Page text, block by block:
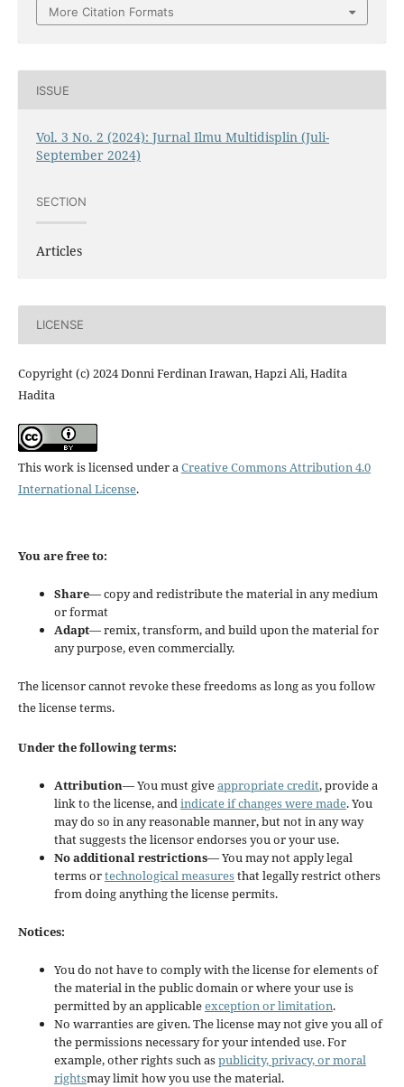
More Citation Formats
ISSUE
Vol. 3 No. 2 (2024): Jurnal Ilmu Multidisplin (Juli-
September 2024)
SECTION
Articles
LICENSE
Copyright (c) 2024 Donni Ferdinan Irawan, Hapzi Ali, Hadita
Hadita
This work is licensed under a Creative Commons Attribution 4.0
International License.
You are free to:
Share— copy and redistribute the material in any medium
or format
Adapt— remix, transform, and build upon the material for
any purpose, even commercially.
The licensor cannot revoke these freedoms as long as you follow
the license terms.
Under the following terms:
Attribution— You must giveappropriate credit, provide a
link to the license, andindicate if changes were made. You
may do so in any reasonable manner, but not in any way
that suggests the licensor endorses you or your use.
No additional restrictions— You may not apply legal
terms ortechnological measuresthat legally restrict others
from doing anything the license permits.
Notices:
You do not have to comply with the license for elements of
the material in the public domain or where your use is
permitted by an applicableexception or limitation.
No warranties are given. The license may not give you all of
the permissions necessary for your intended use. For
example, other rights such aspublicity, privacy, or moral
rightsmay limit how you use the material.